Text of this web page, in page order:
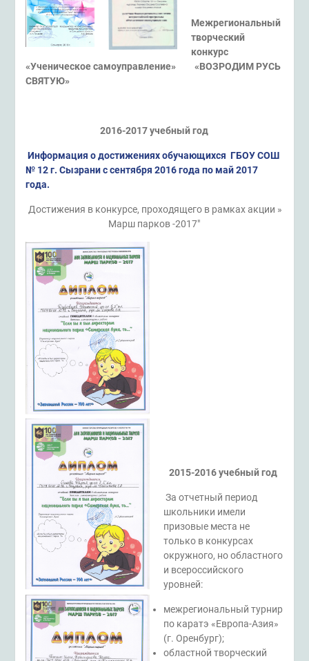
Межрегиональный
творческий
конкурс
«Ученическое самоуправление» «ВОЗРОДИМ РУСЬ
СВЯТУЮ»
2016-2017 учебный год
Информация о достижениях обучающихся ГБОУ СОШ
№ 12 г. Сызрани с сентября 2016 года по май 2017
года.
Достижения в конкурсе, проходящего в рамках акции »
Марш парков -2017″
2015-2016 учебный год
За отчетный период
школьники имели
призовые места не
только в конкурсах
окружного, но областного
и всероссийского
уровней:
межрегиональный турнир
по каратэ «Европа-Азия»
(г. Оренбург);
областной творческий